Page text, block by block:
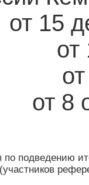
от 15
от
от 8
по подведению